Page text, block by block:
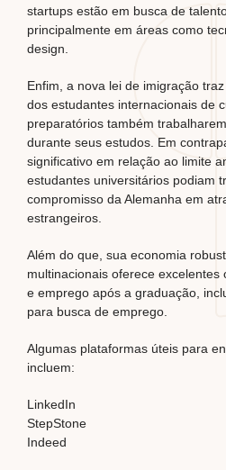
startups estão em busca de
principalmente em áreas como
design.
Enfim, a nova lei de imigração
dos estudantes internacionais de
preparatórios também
durante seus estudos. Em
significativo em relação ao limite
estudantes universitários podiam
compromisso da Alemanha em
estrangeiros.
Além do que, sua economia
multinacionais oferece
e emprego após a graduação,
para busca de emprego.
Algumas plataformas úteis para
incluem:
LinkedIn
StepStone
Indeed